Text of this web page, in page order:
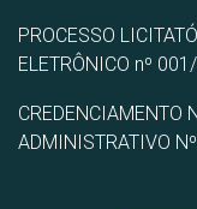
PROCESSO
ELETRÔNICO nº
CREDENCIAMENTO
ADMINISTRATIVO